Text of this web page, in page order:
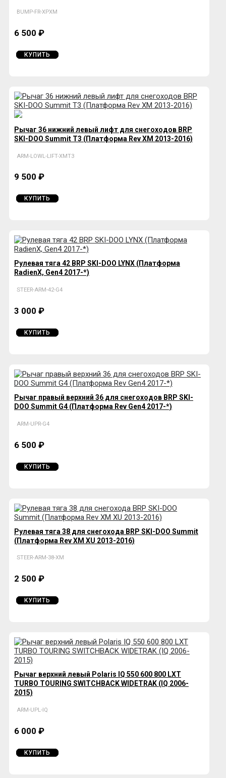
BUMP-FR-XPXM
6 500 ₽
КУПИТЬ
Рычаг 36 нижний левый лифт для снегоходов BRP
SKI-DOO Summit T3 (Платформа Rev XM 2013-2016)
ARM-LOWL-LIFT-XMT3
9 500 ₽
КУПИТЬ
Рулевая тяга 42 BRP SKI-DOO LYNX (Платформа
RadienX, Gen4 2017-*)
STEER-ARM-42-G4
3 000 ₽
КУПИТЬ
Рычаг правый верхний 36 для снегоходов BRP SKI-
DOO Summit G4 (Платформа Rev Gen4 2017-*)
ARM-UPR-G4
6 500 ₽
КУПИТЬ
Рулевая тяга 38 для снегохода BRP SKI-DOO Summit
(Платформа Rev XM XU 2013-2016)
STEER-ARM-38-XM
2 500 ₽
КУПИТЬ
Рычаг верхний левый Polaris IQ 550 600 800 LXT
TURBO TOURING SWITCHBACK WIDETRAK (IQ 2006-
2015)
ARM-UPL-IQ
6 000 ₽
КУПИТЬ